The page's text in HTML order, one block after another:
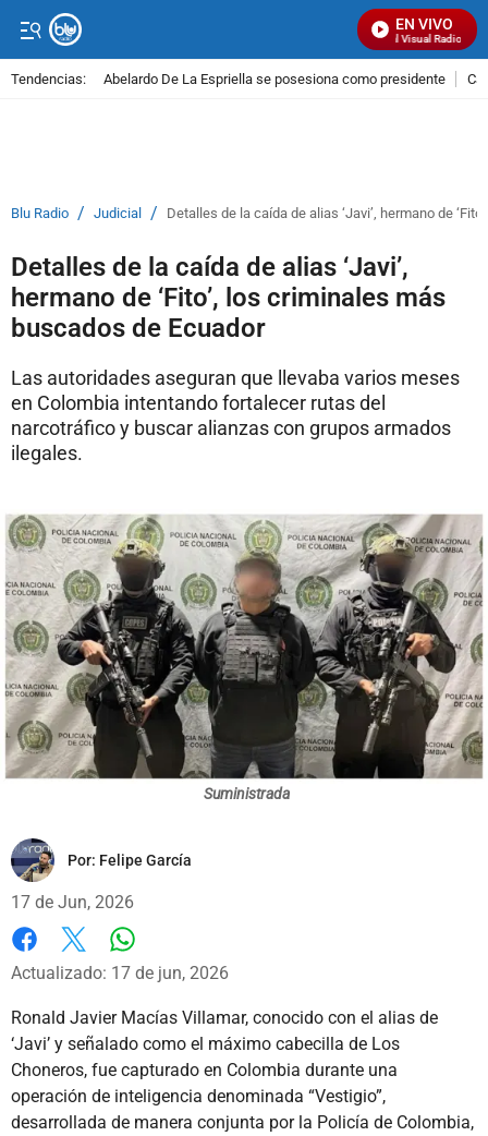
EN VIVO
Señal Visual Radio
Tendencias: Abelardo De La Espriella se posesiona como presidente
Blu Radio / Judicial / Detalles de la caída de alias ‘Javi’, hermano de
Detalles de la caída de alias ‘Javi’,
hermano de ‘Fito’, los criminales más
buscados de Ecuador
Las autoridades aseguran que llevaba varios meses
en Colombia intentando fortalecer rutas del
narcotráfico y buscar alianzas con grupos armados
ilegales.
Suministrada
Por: Felipe García
17 de Jun, 2026
Facebook
X
Actualizado: 17 de jun, 2026
Ronald Javier Macías Villamar, conocido con el alias de
‘Javi’ y señalado como el máximo cabecilla de Los
Choneros, fue capturado en Colombia durante una
operación de inteligencia denominada “Vestigio”,
desarrollada de manera conjunta por la Policía de Colombia,